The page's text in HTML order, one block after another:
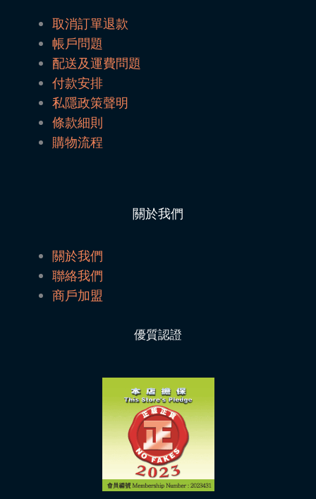
取消訂單退款
帳戶問題
配送及運費問題
付款安排
私隱政策聲明
條款細則
購物流程
關於我們
關於我們
聯絡我們
商戶加盟
優質認證